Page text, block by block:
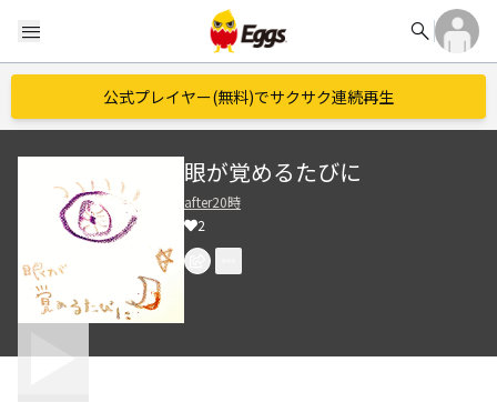
menu search
公式プレイヤー(無料)でサクサク連続再生
眼が覚めるたびに
after20時
2